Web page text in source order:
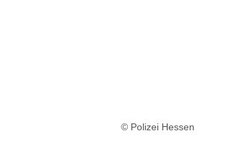
© Polizei Hessen